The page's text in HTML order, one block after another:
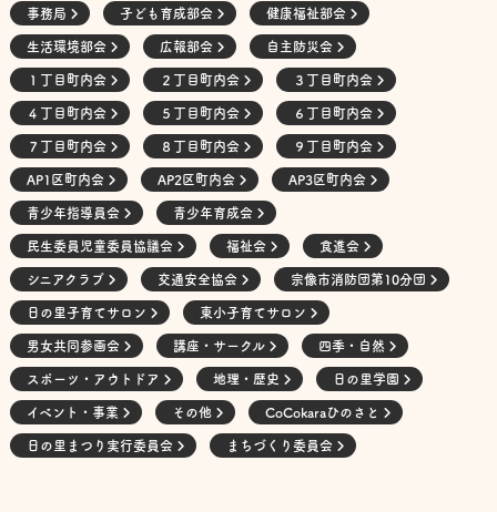
事務局 子ども育成部会 健康福祉部会
生活環境部会 広報部会 自主防災会
１丁目町内会 ２丁目町内会 ３丁目町内会
４丁目町内会 ５丁目町内会 ６丁目町内会
７丁目町内会 ８丁目町内会 ９丁目町内会
AP1区町内会 AP2区町内会 AP3区町内会
青少年指導員会 青少年育成会
民生委員児童委員協議会 福祉会 食進会
シニアクラブ 交通安全協会 宗像市消防団第10分団
日の里子育てサロン 東小子育てサロン
男女共同参画会 講座・サークル 四季・自然
スポーツ・アウトドア 地理・歴史 日の里学園
イベント・事業 その他 CoCokaraひのさと
日の里まつり実行委員会 まちづくり委員会